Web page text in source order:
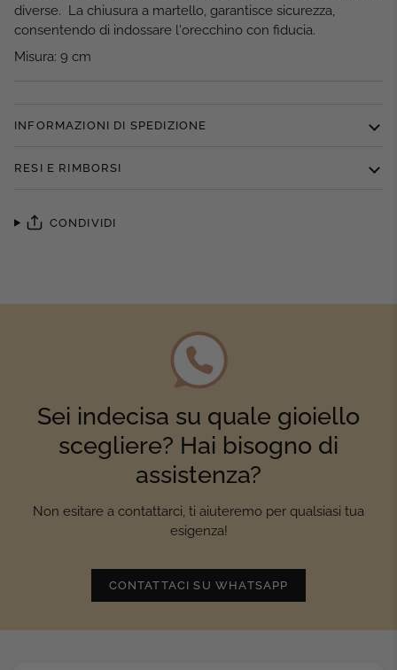
diverse. La chiusura a martello, garantisce sicurezza,
consentendo di indossare l'orecchino con fiducia.
Misura: 9 cm
INFORMAZIONI DI SPEDIZIONE
RESI E RIMBORSI
CONDIVIDI
Sei indecisa su quale gioiello
scegliere? Hai bisogno di
assistenza?
Non esitare a contattarci, ti aiuteremo per qualsiasi tua
esigenza!
CONTATTACI SU WHATSAPP